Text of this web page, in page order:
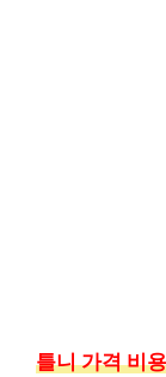
틀니 가격 비